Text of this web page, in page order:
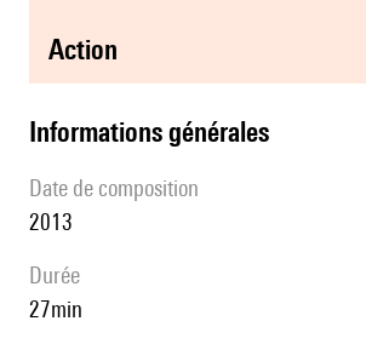
action
informations générales
date de composition
2013
durée
27min